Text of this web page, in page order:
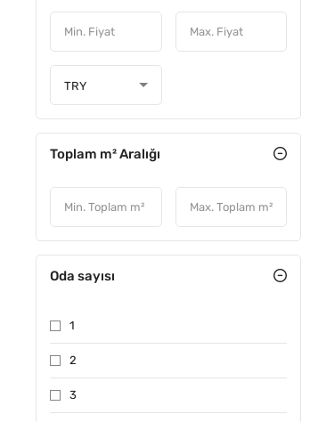
TRY
Toplam m² Aralığı
Oda sayısı
1
2
3